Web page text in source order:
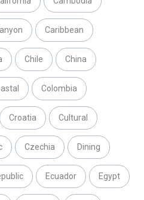
Caribbean
Chile China
Colombia
Croatia Cultural
Czechia Dining
Ecuador Egypt